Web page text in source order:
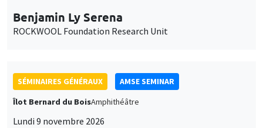
Benjamin Ly Serena
ROCKWOOL Foundation Research Unit
SÉMINAIRES GÉNÉRAUX
AMSE SEMINAR
Îlot Bernard du BoisAmphithéâtre
Lundi 9 novembre 2026